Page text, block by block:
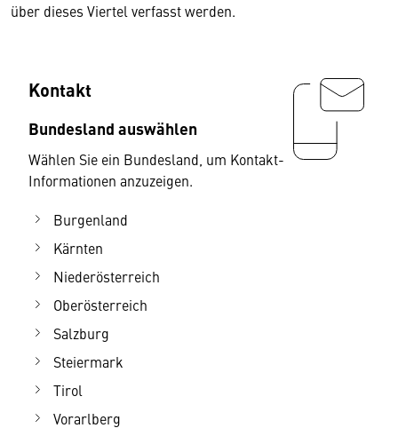
über dieses Viertel verfasst werden.
Kontakt
Bundesland auswählen
Wählen Sie ein Bundesland, um Kontakt-
Informationen anzuzeigen.
Burgenland
Kärnten
Niederösterreich
Oberösterreich
Salzburg
Steiermark
Tirol
Vorarlberg